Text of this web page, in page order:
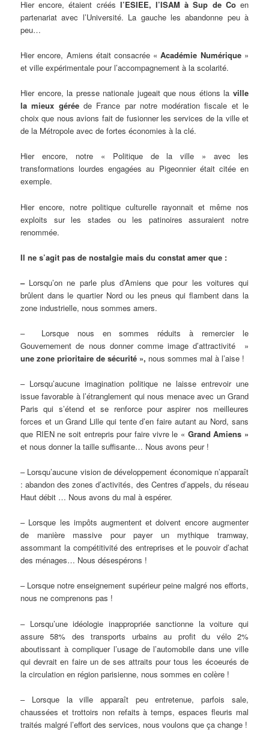
Hier encore, étaient créés l’ESIEE, l’ISAM à Sup de Coen
partenariat avec l’Université. La gauche les abandonne peu à
peu…
Hier encore, Amiens était consacrée «Académie Numérique»
et ville expérimentale pour l’accompagnement à la scolarité.
Hier encore, la presse nationale jugeait que nous étions la ville
la mieux géréede France par notre modération fiscale et le
choix que nous avions fait de fusionner les services de la ville et
de la Métropole avec de fortes économies à la clé.
Hier encore, notre « Politique de la ville » avec les
transformations lourdes engagées au Pigeonnier était citée en
exemple.
Hier encore, notre politique culturelle rayonnait et même nos
exploits sur les stades ou les patinoires assuraient notre
renommée.
Il ne s’agit pas de nostalgie mais du constat amer que :
– Lorsqu’on ne parle plus d’Amiens que pour les voitures qui
brûlent dans le quartier Nord ou les pneus qui flambent dans la
zone industrielle, nous sommes amers.
– Lorsque nous en sommes réduits à remercier le
Gouvernement de nous donner comme image d’attractivité »
une zone prioritaire de sécurité », nous sommes mal à l’aise !
– Lorsqu’aucune imagination politique ne laisse entrevoir une
issue favorable à l’étranglement qui nous menace avec un Grand
Paris qui s’étend et se renforce pour aspirer nos meilleures
forces et un Grand Lille qui tente d’en faire autant au Nord, sans
que RIEN ne soit entrepris pour faire vivre le « Grand Amiens »
et nous donner la taille suffisante… Nous avons peur !
– Lorsqu’aucune vision de développement économique n’apparaît
: abandon des zones d’activités, des Centres d’appels, du réseau
Haut débit … Nous avons du mal à espérer.
– Lorsque les impôts augmentent et doivent encore augmenter
de manière massive pour payer un mythique tramway,
assommant la compétitivité des entreprises et le pouvoir d’achat
des ménages… Nous désespérons !
– Lorsque notre enseignement supérieur peine malgré nos efforts,
nous ne comprenons pas !
– Lorsqu’une idéologie inappropriée sanctionne la voiture qui
assure 58% des transports urbains au profit du vélo 2%
aboutissant à compliquer l’usage de l’automobile dans une ville
qui devrait en faire un de ses attraits pour tous les écoeurés de
la circulation en région parisienne, nous sommes en colère !
– Lorsque la ville apparaît peu entretenue, parfois sale,
chaussées et trottoirs non refaits à temps, espaces fleuris mal
traités malgré l’effort des services, nous voulons que ça change !